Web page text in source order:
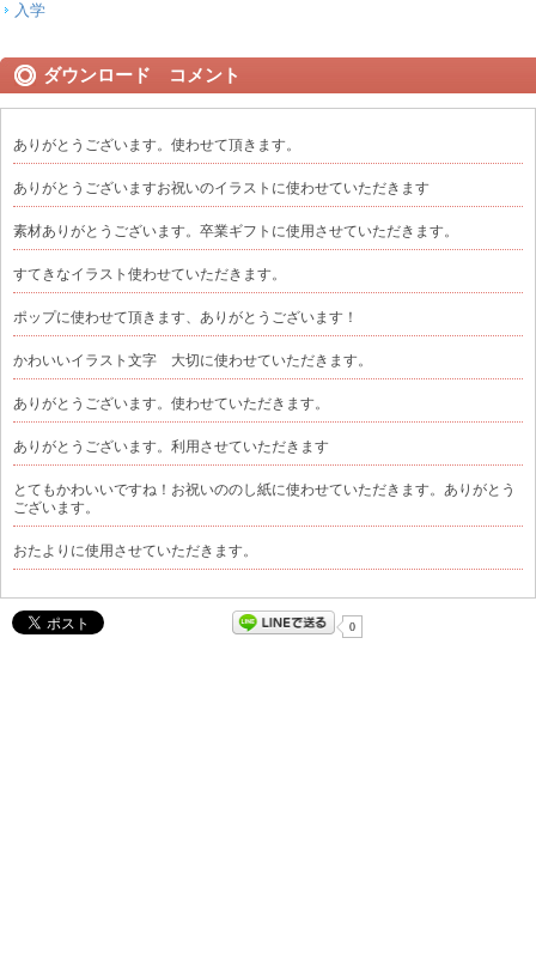
入学
ダウンロード コメント
ありがとうございます。使わせて頂きます。
ありがとうございますお祝いのイラストに使わせていただきます
素材ありがとうございます。卒業ギフトに使用させていただきます。
すてきなイラスト使わせていただきます。
ポップに使わせて頂きます、ありがとうございます！
かわいいイラスト文字 大切に使わせていただきます。
ありがとうございます。使わせていただきます。
ありがとうございます。利用させていただきます
とてもかわいいですね！お祝いののし紙に使わせていただきます。ありがとう
ございます。
おたよりに使用させていただきます。
0